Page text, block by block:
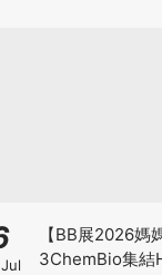
【BB展2026媽
3ChemBio集結